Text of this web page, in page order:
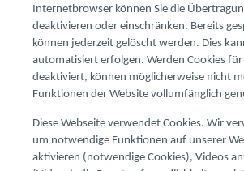
Internetbrowser können Sie die
deaktivieren oder einschränken. Bereits
können jederzeit gelöscht werden. Dies
automatisiert erfolgen. Werden Cookies für
deaktiviert, können möglicherweise nicht
Funktionen der Website vollumfänglich
Diese Webseite verwendet Cookies. Wir
um notwendige Funktionen auf unserer
aktivieren (notwendige Cookies), Videos